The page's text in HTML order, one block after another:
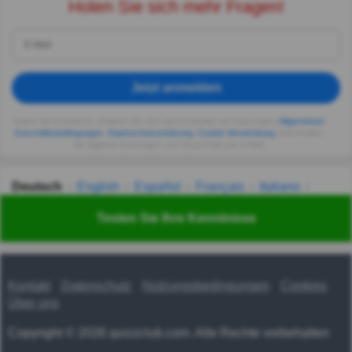
Testen Sie Ihre Kenntnisse
Holen Sie sich mehr Fragen!
Jetzt anmelden
Allgemeinen
Geschäftsbedingungen
Datenschutzerklärung Cookie-Verwendung
Deutsch English Español Français
Italiano
Українська हिन्दी 한국어 汉语
Kontakt Nutzungsbedingungen
Über uns
Copyright © 2026 quizzclub.com. Alle Rechte vorbehalten